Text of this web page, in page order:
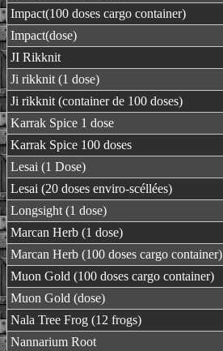
Impact(100 doses cargo container)
Impact(dose)
JI Rikknit
Ji rikknit (1 dose)
Ji rikknit (container de 100 doses)
Karrak Spice 1 dose
Karrak Spice 100 doses
Lesai (1 Dose)
Lesai (20 doses enviro-scéllées)
Longsight (1 dose)
Marcan Herb (1 dose)
Marcan Herb (100 doses cargo container)
Muon Gold (100 doses cargo container)
Muon Gold (dose)
Nala Tree Frog (12 frogs)
Nannarium Root